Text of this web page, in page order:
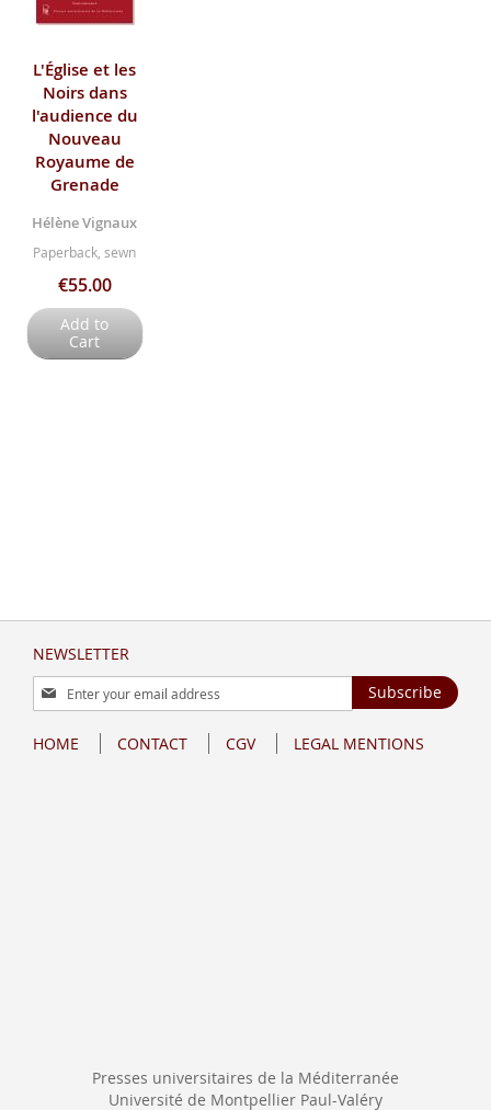
L'Église et les
Noirs dans
l'audience du
Nouveau
Royaume de
Grenade
Hélène Vignaux
Paperback, sewn
€55.00
Add to
Cart
NEWSLETTER
Sign
Up
Our
Subscribe
HOME CONTACT CGV LEGAL MENTIONS
Presses universitaires de la Méditerranée
Université de Montpellier Paul-Valéry